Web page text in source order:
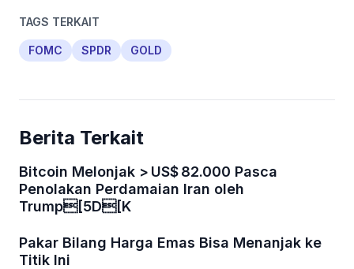
TAGS TERKAIT
FOMC SPDR GOLD
Berita Terkait
Bitcoin Melonjak > US$ 82.000 Pasca
Penolakan Perdamaian Iran oleh
Trump[5D[K
Pakar Bilang Harga Emas Bisa Menanjak ke
Titik Ini